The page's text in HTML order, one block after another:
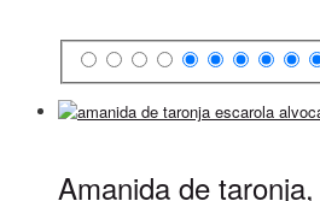
Amanida de